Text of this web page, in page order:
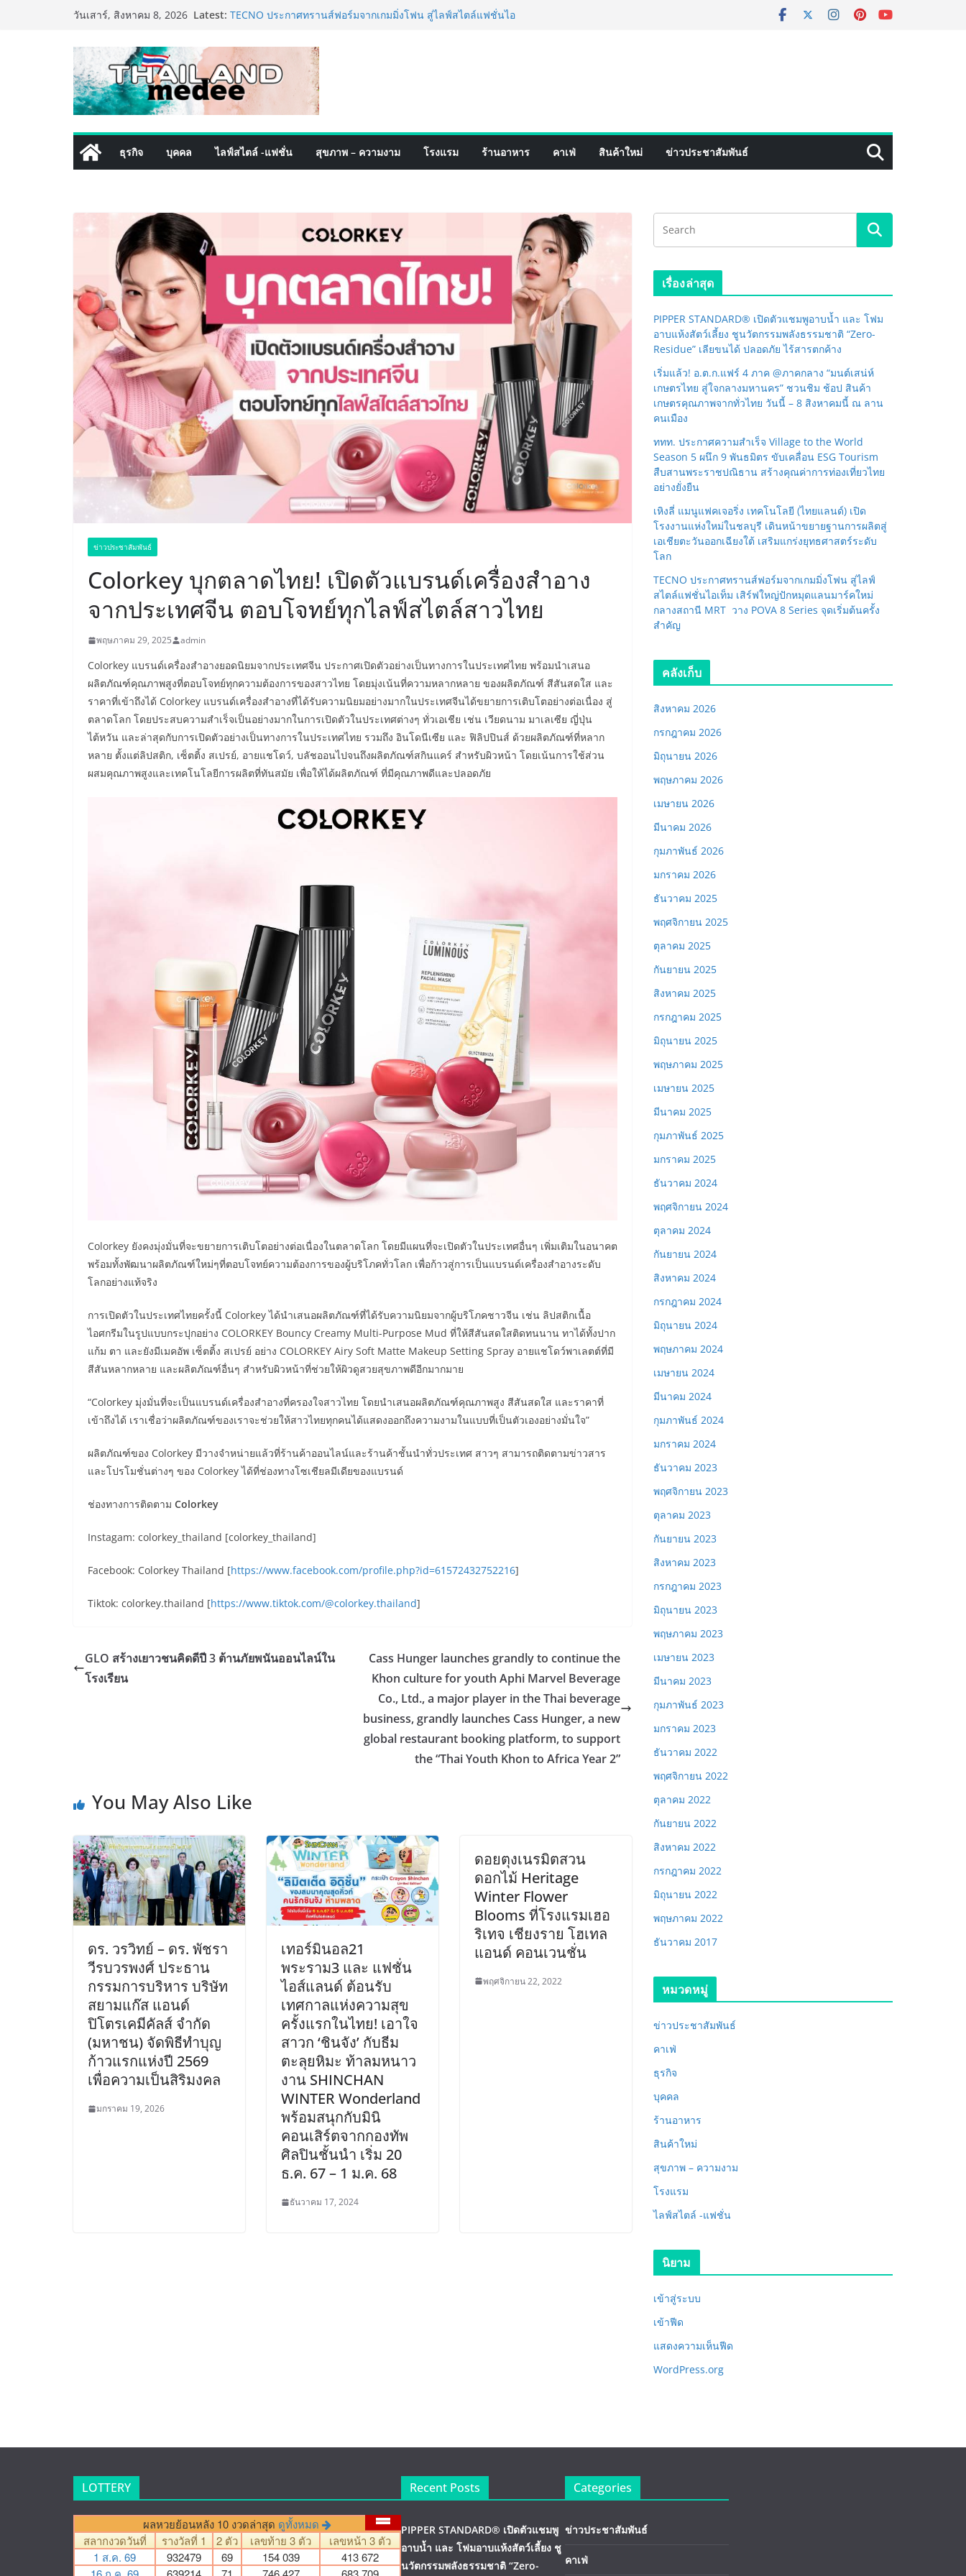
วันเสาร์, สิงหาคม 8, 2026 Latest: TECNO ประกาศทรานส์ฟอร์มจากเกมมิ่งโฟน สู่ไลฟ์สไตล์แฟชั่นไอ
PIPPER STANDARD® เปิดตัวแชมพูอาบน้ำ และ โฟมอาบแห้งสัตว์
เลี้ยง ชูนวัตกรรมพลังธรรมชาติ “Zero-Residue” เลียขนได้
ปลอดภัย ไร้สารตกค้าง
เริ่มแล้ว! อ.ต.ก.แฟร์ 4 ภาค @ภาคกลาง “มนต์เสน่ห์เกษตรไทย สู่
ใจกลางมหานคร” ชวนชิม ช้อป สินค้าเกษตรคุณภาพจากทั่ว
ไทย วันนี้ – 8 สิงหาคมนี้ ณ ลานคนเมือง
ททท. ประกาศความสำเร็จ Village to the World Season 5 ผนึก 9
พันธมิตร ขับเคลื่อน ESG Tourism สืบสานพระราชปณิธาน สร้าง
คุณค่าการท่องเที่ยวไทยอย่างยั่งยืน
เสริมแกร่งยุทธศาสตร์ระดับโลก
ธุรกิจ บุคคล ไลฟ์สไตล์ -แฟชั่น สุขภาพ – ความงาม โรงแรม ร้านอาหาร คาเฟ่ สินค้าใหม่ ข่าวประชาสัมพันธ์
ข่าวประชาสัมพันธ์
Colorkey บุกตลาดไทย! เปิดตัวแบรนด์เครื่องสำอาง
จากประเทศจีน ตอบโจทย์ทุกไลฟ์สไตล์สาวไทย
พฤษภาคม 29, 2025 admin
Colorkey แบรนด์เครื่องสำอางยอดนิยมจากประเทศจีน ประกาศเปิดตัวอย่างเป็นทางการในประเทศไทย พร้อมนำเสนอ
ผลิตภัณฑ์คุณภาพสูงที่ตอบโจทย์ทุกความต้องการของสาวไทย โดยมุ่งเน้นที่ความหลากหลาย ของผลิตภัณฑ์ สีสันสดใส และ
ราคาที่เข้าถึงได้ Colorkey แบรนด์เครื่องสำอางที่ได้รับความนิยมอย่างมากในประเทศจีนได้ขยายการเติบโตอย่างต่อเนื่อง สู่
ตลาดโลก โดยประสบความสำเร็จเป็นอย่างมากในการเปิดตัวในประเทศต่างๆ ทั่วเอเชีย เช่น เวียดนาม มาเลเซีย ญี่ปุ่น
ไต้หวัน และล่าสุดกับการเปิดตัวอย่างเป็นทางการในประเทศไทย รวมถึง อินโดนีเซีย และ ฟิลิปปินส์ ด้วยผลิตภัณฑ์ที่หลาก
หลาย ตั้งแต่ลิปสติก, เซ็ตติ้ง สเปรย์, อายแชโดว์, บลัชออนไปจนถึงผลิตภัณฑ์สกินแคร์ สำหรับผิวหน้า โดยเน้นการใช้ส่วน
ผสมคุณภาพสูงและเทคโนโลยีการผลิตที่ทันสมัย เพื่อให้ได้ผลิตภัณฑ์ ที่มีคุณภาพดีและปลอดภัย
Colorkey ยังคงมุ่งมั่นที่จะขยายการเติบโตอย่างต่อเนื่องในตลาดโลก โดยมีแผนที่จะเปิดตัวในประเทศอื่นๆ เพิ่มเติมในอนาคต
พร้อมทั้งพัฒนาผลิตภัณฑ์ใหม่ๆที่ตอบโจทย์ความต้องการของผู้บริโภคทั่วโลก เพื่อก้าวสู่การเป็นแบรนด์เครื่องสำอางระดับ
โลกอย่างแท้จริง
การเปิดตัวในประเทศไทยครั้งนี้ Colorkey ได้นำเสนอผลิตภัณฑ์ที่ได้รับความนิยมจากผู้บริโภคชาวจีน เช่น ลิปสติกเนื้อ
ไอศกรีมในรูปแบบกระปุกอย่าง COLORKEY Bouncy Creamy Multi-Purpose Mud ที่ให้สีสันสดใสติดทนนาน ทาได้ทั้งปาก
แก้ม ตา และยังมีเมคอัพ เซ็ตติ้ง สเปรย์ อย่าง COLORKEY Airy Soft Matte Makeup Setting Spray อายแชโดว์พาเลตต์ที่มี
สีสันหลากหลาย และผลิตภัณฑ์อื่นๆ สำหรับผิวหน้าที่ช่วยให้ผิวดูสวยสุขภาพดีอีกมากมาย
“Colorkey มุ่งมั่นที่จะเป็นแบรนด์เครื่องสำอางที่ครองใจสาวไทย โดยนำเสนอผลิตภัณฑ์คุณภาพสูง สีสันสดใส และราคาที่
เข้าถึงได้ เราเชื่อว่าผลิตภัณฑ์ของเราจะช่วยให้สาวไทยทุกคนได้แสดงออกถึงความงามในแบบที่เป็นตัวเองอย่างมั่นใจ”
ผลิตภัณฑ์ของ Colorkey มีวางจำหน่ายแล้วที่ร้านค้าออนไลน์และร้านค้าชั้นนำทั่วประเทศ สาวๆ สามารถติดตามข่าวสาร
และโปรโมชั่นต่างๆ ของ Colorkey ได้ที่ช่องทางโซเชียลมีเดียของแบรนด์
ช่องทางการติดตาม Colorkey
Instagam: colorkey_thailand [colorkey_thailand]
Facebook: Colorkey Thailand [https://www.facebook.com/profile.php?id=61572432752216]
Tiktok: colorkey.thailand [https://www.tiktok.com/@colorkey.thailand]
GLO สร้างเยาวชนคิดดีปี 3 ต้านภัยพนันออนไลน์ใน
โรงเรียน
Cass Hunger launches grandly to continue the
Khon culture for youth Aphi Marvel Beverage
Co., Ltd., a major player in the Thai beverage
business, grandly launches Cass Hunger, a new
global restaurant booking platform, to support
the “Thai Youth Khon to Africa Year 2”
You May Also Like
ดร. วรวิทย์ – ดร. พัชรา
วีรบวรพงศ์ ประธาน
กรรมการบริหาร บริษัท
สยามแก๊ส แอนด์
ปิโตรเคมีคัลส์ จำกัด
(มหาชน) จัดพิธีทำบุญ
ก้าวแรกแห่งปี 2569
เพื่อความเป็นสิริมงคล
มกราคม 19, 2026
เทอร์มินอล21
พระราม3 และ แฟชั่น
ไอส์แลนด์ ต้อนรับ
เทศกาลแห่งความสุข
ครั้งแรกในไทย! เอาใจ
สาวก ‘ชินจัง’ กับธีม
ตะลุยหิมะ ท้าลมหนาว
งาน SHINCHAN
WINTER Wonderland
พร้อมสนุกกับมินิ
คอนเสิร์ตจากกองทัพ
ศิลปินชั้นนำ เริ่ม 20
ธ.ค. 67 – 1 ม.ค. 68
ธันวาคม 17, 2024
ดอยตุงเนรมิตสวน
ดอกไม้ Heritage
Winter Flower
Blooms ที่โรงแรมเฮอ
ริเทจ เชียงราย โฮเทล
แอนด์ คอนเวนชั่น
พฤศจิกายน 22, 2022
เรื่องล่าสุด
PIPPER STANDARD® เปิดตัวแชมพูอาบน้ำ และ โฟม
อาบแห้งสัตว์เลี้ยง ชูนวัตกรรมพลังธรรมชาติ “Zero-
Residue” เลียขนได้ ปลอดภัย ไร้สารตกค้าง
เริ่มแล้ว! อ.ต.ก.แฟร์ 4 ภาค @ภาคกลาง “มนต์เสน่ห์
เกษตรไทย สู่ใจกลางมหานคร” ชวนชิม ช้อป สินค้า
เกษตรคุณภาพจากทั่วไทย วันนี้ – 8 สิงหาคมนี้ ณ ลาน
คนเมือง
ททท. ประกาศความสำเร็จ Village to the World
Season 5 ผนึก 9 พันธมิตร ขับเคลื่อน ESG Tourism
สืบสานพระราชปณิธาน สร้างคุณค่าการท่องเที่ยวไทย
อย่างยั่งยืน
เหิงลี่ แมนูแฟคเจอริ่ง เทคโนโลยี (ไทยแลนด์) เปิด
โรงงานแห่งใหม่ในชลบุรี เดินหน้าขยายฐานการผลิตสู่
เอเชียตะวันออกเฉียงใต้ เสริมแกร่งยุทธศาสตร์ระดับ
โลก
TECNO ประกาศทรานส์ฟอร์มจากเกมมิ่งโฟน สู่ไลฟ์
สไตล์แฟชั่นไอเท็ม เสิร์ฟใหญ่ปักหมุดแลนมาร์คใหม่
กลางสถานี MRT วาง POVA 8 Series จุดเริ่มต้นครั้ง
สำคัญ
คลังเก็บ
สิงหาคม 2026
กรกฎาคม 2026
มิถุนายน 2026
พฤษภาคม 2026
เมษายน 2026
มีนาคม 2026
กุมภาพันธ์ 2026
มกราคม 2026
ธันวาคม 2025
พฤศจิกายน 2025
ตุลาคม 2025
กันยายน 2025
สิงหาคม 2025
กรกฎาคม 2025
มิถุนายน 2025
พฤษภาคม 2025
เมษายน 2025
มีนาคม 2025
กุมภาพันธ์ 2025
มกราคม 2025
ธันวาคม 2024
พฤศจิกายน 2024
ตุลาคม 2024
กันยายน 2024
สิงหาคม 2024
กรกฎาคม 2024
มิถุนายน 2024
พฤษภาคม 2024
เมษายน 2024
มีนาคม 2024
กุมภาพันธ์ 2024
มกราคม 2024
ธันวาคม 2023
พฤศจิกายน 2023
ตุลาคม 2023
กันยายน 2023
สิงหาคม 2023
กรกฎาคม 2023
มิถุนายน 2023
พฤษภาคม 2023
เมษายน 2023
มีนาคม 2023
กุมภาพันธ์ 2023
มกราคม 2023
ธันวาคม 2022
พฤศจิกายน 2022
ตุลาคม 2022
กันยายน 2022
สิงหาคม 2022
กรกฎาคม 2022
มิถุนายน 2022
พฤษภาคม 2022
ธันวาคม 2017
หมวดหมู่
ข่าวประชาสัมพันธ์
คาเฟ่
ธุรกิจ
บุคคล
ร้านอาหาร
สินค้าใหม่
สุขภาพ – ความงาม
โรงแรม
ไลฟ์สไตล์ -แฟชั่น
นิยาม
เข้าสู่ระบบ
เข้าฟีด
แสดงความเห็นฟีด
WordPress.org
LOTTERY Recent Posts
PIPPER STANDARD® เปิดตัวแชมพู
อาบน้ำ และ โฟมอาบแห้งสัตว์เลี้ยง ชู
นวัตกรรมพลังธรรมชาติ “Zero-
Categories
ข่าวประชาสัมพันธ์
คาเฟ่